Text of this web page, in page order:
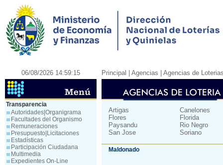
06/08/2026 14:59:15 Principal | Agencias | Agencias de
Transparencia
Autoridades|Organigrama
Facultades del Organismo
Remuneraciones
Presupuesto|Licitaciones
Estadísticas
Participación Ciudadana
Multimedia
Expedientes On-Line
Artigas
Canelones
Flores
Florida
Paysandu
Rio Negro
San Jose
Soriano
Maldonado